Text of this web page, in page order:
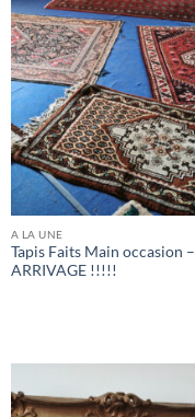
A LA UNE
Tapis Faits Main occasion –
ARRIVAGE !!!!!